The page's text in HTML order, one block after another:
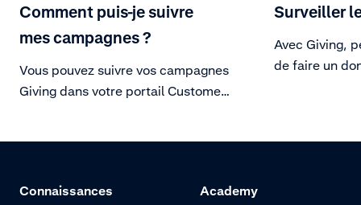
Comment puis-je suivre
mes campagnes ?
Vous pouvez suivre vos campagnes
Giving dans votre portail Customer
achats d'origine.
Surveiller
Avec Giving,
de faire un
Connaissances
Academy